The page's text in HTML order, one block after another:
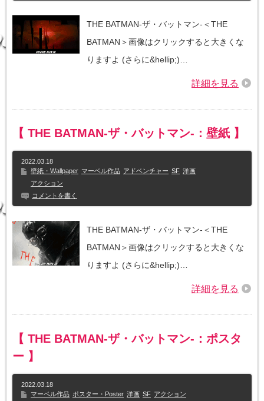
THE BATMAN-ザ・バットマン-＜THE
BATMAN＞画像はクリックすると大きくな
りますよ (さらに&hellip;)…
詳細を見る
【 THE BATMAN-ザ・バットマン-：壁紙 】
2022.03.18
壁紙・Wallpaper マーベル作品 アドベンチャー SF 洋画
アクション
コメントを書く
THE BATMAN-ザ・バットマン-＜THE
BATMAN＞画像はクリックすると大きくな
りますよ (さらに&hellip;)…
詳細を見る
【 THE BATMAN-ザ・バットマン-：ポスタ
ー 】
2022.03.18
マーベル作品 ポスター・Poster 洋画 SF アクション